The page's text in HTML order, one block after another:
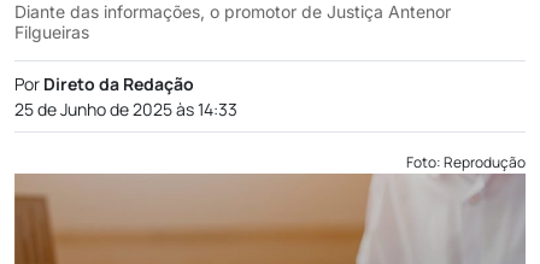
Diante das informações, o promotor de Justiça Antenor
Filgueiras
Por Direto da Redação
25 de Junho de 2025 às 14:33
Foto: Reprodução